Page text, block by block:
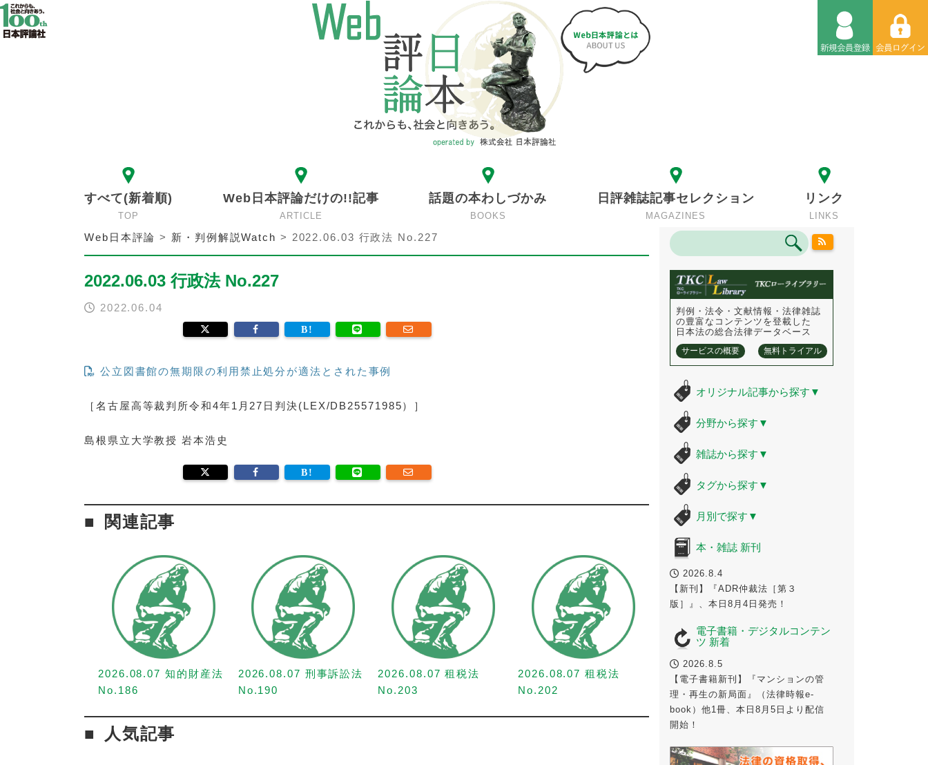
すべて(新着順)
TOP
Web日本評論だけの!!記事
ARTICLE
話題の本わしづかみ
BOOKS
日評雑誌記事セレクション
MAGAZINES
リンク
LINKS
Web日本評論 > 新・判例解説Watch > 2022.06.03 行政法 No.227
2022.06.03 行政法 No.227
2022.06.04
公立図書館の無期限の利用禁止処分が適法とされた事例
［名古屋高等裁判所令和4年1月27日判決(LEX/DB25571985）］
島根県立大学教授 岩本浩史
関連記事
2026.08.07 知的財産法
No.186
2026.08.07 刑事訴訟法
No.190
2026.08.07 租税法
No.203
2026.08.07 租税法
No.202
人気記事
判例・法令・文献情報・法律雑誌
の豊富なコンテンツを登載した
日本法の総合法律データベース
サービスの概要 無料トライアル
オリジナル記事から探す ▼
分野から探す ▼
雑誌から探す ▼
タグから探す ▼
月別で探す ▼
本・雑誌 新刊
2026.8.4
【新刊】『ADR仲裁法［第３
版］』、本日8月4日発売！
電子書籍・デジタルコンテン
ツ 新着
2026.8.5
【電子書籍新刊】『マンションの管
理・再生の新局面』（法律時報e-
book）他1冊、本日8月5日より配信
開始！